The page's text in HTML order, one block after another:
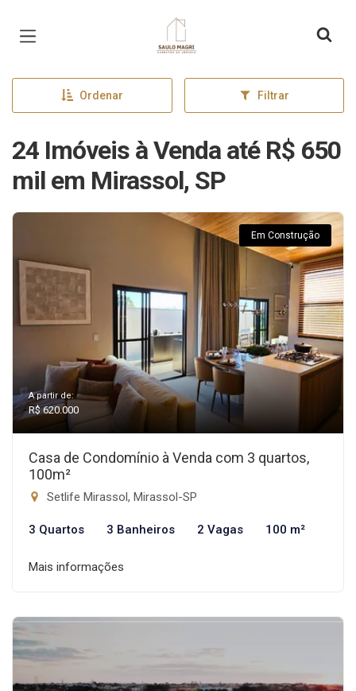
Página inicial
Ordenar Filtrar
24 Imóveis à Venda até R$ 650
mil em Mirassol, SP
Em Construção
A partir de:
R$ 620.000
Casa de Condomínio à Venda com 3 quartos,
100m²
Setlife Mirassol, Mirassol-SP
3 Quartos 3 Banheiros 2 Vagas 100 m²
Mais informações